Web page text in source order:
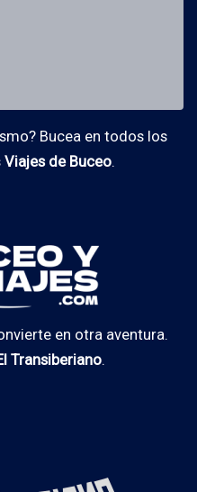
Bucea en todos los
Viajes de Buceo.
en otra aventura.
Transiberiano.